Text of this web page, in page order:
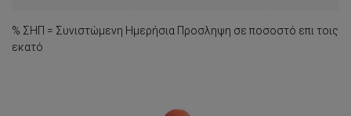
% ΣΗΠ = Συνιστώμενη Ημερήσια Προσληψη σε ποσοστό επι τοις
εκατό